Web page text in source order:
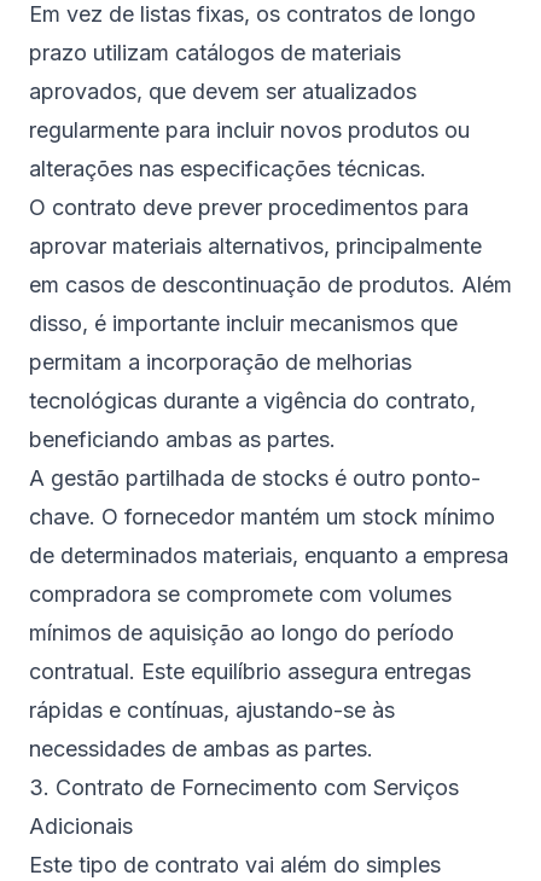
Em vez de listas fixas, os contratos de longo
prazo utilizam catálogos de materiais
aprovados, que devem ser atualizados
regularmente para incluir novos produtos ou
alterações nas especificações técnicas.
O contrato deve prever procedimentos para
aprovar materiais alternativos, principalmente
em casos de descontinuação de produtos. Além
disso, é importante incluir mecanismos que
permitam a incorporação de melhorias
tecnológicas durante a vigência do contrato,
beneficiando ambas as partes.
A gestão partilhada de stocks é outro ponto-
chave. O fornecedor mantém um stock mínimo
de determinados materiais, enquanto a empresa
compradora se compromete com volumes
mínimos de aquisição ao longo do período
contratual. Este equilíbrio assegura entregas
rápidas e contínuas, ajustando-se às
necessidades de ambas as partes.
3. Contrato de Fornecimento com Serviços
Adicionais
Este tipo de contrato vai além do simples